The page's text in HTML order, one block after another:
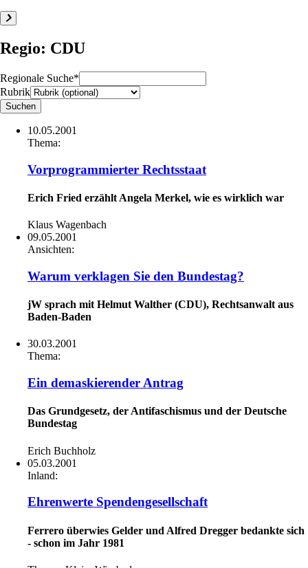
Regio: CDU
Regionale Suche*
Rubrik
10.05.2001
Thema:
Vorprogrammierter Rechtsstaat
Erich Fried erzählt Angela Merkel, wie es wirklich war
Klaus Wagenbach
09.05.2001
Ansichten:
Warum verklagen Sie den Bundestag?
jW sprach mit Helmut Walther (CDU), Rechtsanwalt aus
Baden-Baden
30.03.2001
Thema:
Ein demaskierender Antrag
Das Grundgesetz, der Antifaschismus und der Deutsche
Bundestag
Erich Buchholz
05.03.2001
Inland:
Ehrenwerte Spendengesellschaft
Ferrero überwies Gelder und Alfred Dregger bedankte sich
- schon im Jahr 1981